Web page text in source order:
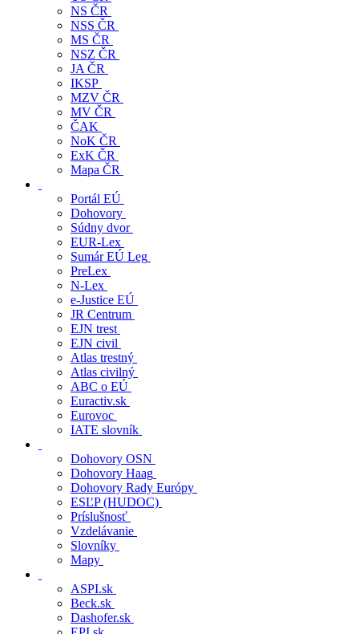
Senát
Predpisy
ÚS ČR
NS ČR
NSS ČR
MS ČR
NSZ ČR
JA ČR
IKSP
MZV ČR
MV ČR
ČAK
NoK ČR
ExK ČR
Mapa ČR
Portál EÚ
Dohovory
Súdny dvor
EUR-Lex
Sumár EÚ Leg
PreLex
N-Lex
e-Justice EÚ
JR Centrum
EJN trest
EJN civil
Atlas trestný
Atlas civilný
ABC o EÚ
Euractiv.sk
Eurovoc
IATE slovník
Dohovory OSN
Dohovory Haag
Dohovory Rady Európy
ESĽP (HUDOC)
Príslušnosť
Vzdelávanie
Slovníky
Mapy